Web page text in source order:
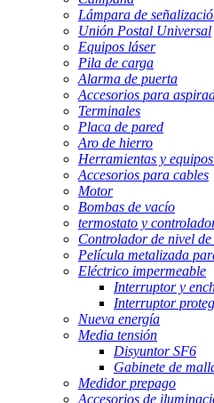
Lámpara de
Unión Postal Universal
Equipos láser
Pila de carga
Alarma de puerta
Accesorios para
Terminales
Placa de pared
Aro de hierro
Herramientas y
Accesorios para cables
Motor
Bombas de vacío
termostato y
Controlador de nivel
Película metalizada
Eléctrico impermeable
Interruptor y
Interruptor
Nueva energía
Media tensión
Disyuntor SF6
Gabinete de
Medidor prepago
Accesorios de